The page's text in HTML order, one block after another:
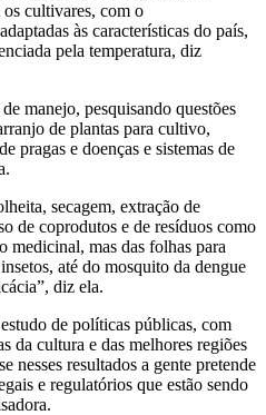
cultivares, com o
às características do país,
pela temperatura, diz
manejo, pesquisando questões
de plantas para cultivo,
pragas e doenças e sistemas de
secagem, extração de
de coprodutos e de resíduos como
medicinal, mas das folhas para
até do mosquito da dengue
diz ela.
de políticas públicas, com
da cultura e das melhores regiões
nesses resultados a gente pretende
e regulatórios que estão sendo